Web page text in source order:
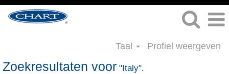
Taal Profiel weergeven
Zoekresultaten voor "Italy".